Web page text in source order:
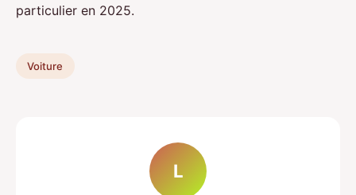
particulier en 2025.
Voiture
L